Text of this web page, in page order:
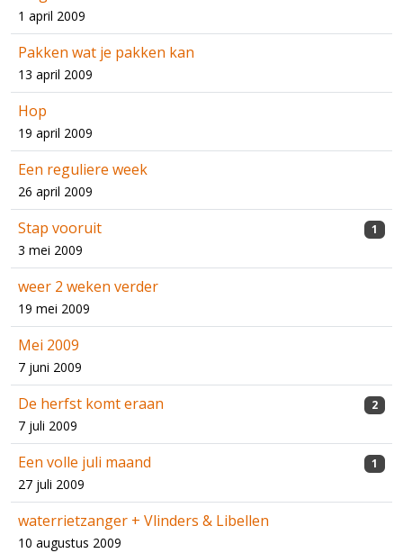
1 april 2009
Pakken wat je pakken kan
13 april 2009
Hop
19 april 2009
Een reguliere week
26 april 2009
Stap vooruit
3 mei 2009
1
weer 2 weken verder
19 mei 2009
Mei 2009
7 juni 2009
De herfst komt eraan
7 juli 2009
2
Een volle juli maand
27 juli 2009
1
waterrietzanger + Vlinders & Libellen
10 augustus 2009